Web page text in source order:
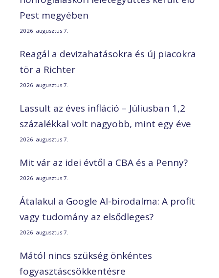
Pest megyében
2026. augusztus 7.
Reagál a devizahatásokra és új piacokra
tör a Richter
2026. augusztus 7.
Lassult az éves infláció – Júliusban 1,2
százalékkal volt nagyobb, mint egy éve
2026. augusztus 7.
Mit vár az idei évtől a CBA és a Penny?
2026. augusztus 7.
Átalakul a Google AI-birodalma: A profit
vagy tudomány az elsődleges?
2026. augusztus 7.
Mától nincs szükség önkéntes
fogyasztáscsökkentésre